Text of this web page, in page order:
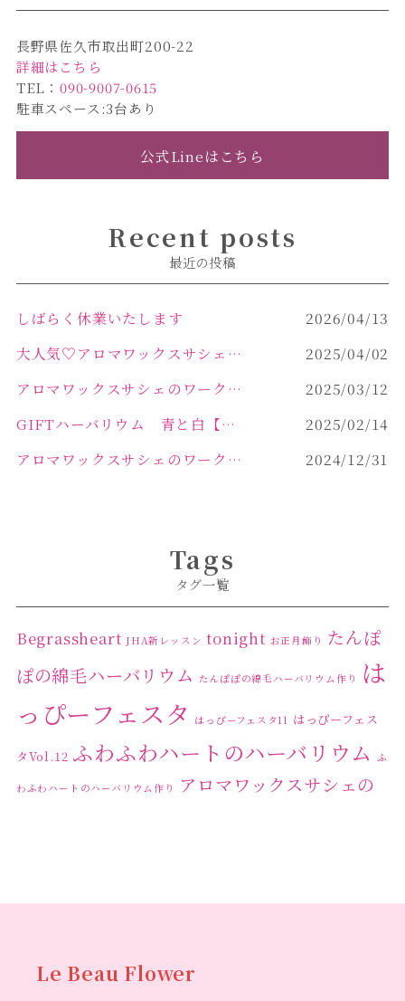
長野県佐久市取出町200-22
詳細はこちら
TEL：090-9007-0615
駐車スペース:3台あり
公式Lineはこちら
Recent posts
最近の投稿
しばらく休業いたします
2026/04/13
大人気♡アロマワックスサシェ作り
2025/04/02
アロマワックスサシェのワークショップinPOLA中込原店 VOL.2
2025/03/12
GIFTハーバリウム 青と白【佐久市 ハーバリウム ギフト】
2025/02/14
アロマワックスサシェのワークショップinPOLA中込原店ご報告【佐久市 キャンドル サシェ】
2024/12/31
Tags
タグ一覧
Begrassheart JHA新レッスン tonight お正月飾り たんぽ
ぽの綿毛ハーバリウム たんぽぽの綿毛ハーバリウム作り
は
っぴーフェスタ
はっぴーフェスタ11 はっぴーフェス
タVol.12 ふわふわハートのハーバリウム ふ
わふわハートのハーバリウム作り
アロマワックスサシェの
リウムレッスン
Le Beau Flower